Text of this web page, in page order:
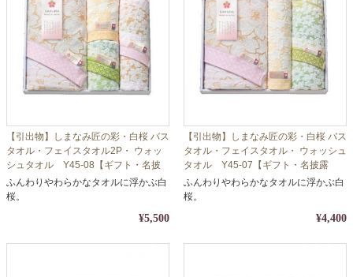
【引出物】しまなみ匠の彩・白桜 バス
タオル・フェイスタオル2P・ ウォッ
シュタオル Y45-08【ギフト・名披
露目・タオル】【包装・熨斗対応】
ふんわりやわらかなタオルに浮かぶ白
桜。
¥5,500
【引出物】しまなみ匠の彩・白桜 バス
タオル・フェイスタオル・ ウォッシュ
タオル Y45-07【ギフト・名披露
目・タオル】【包装・熨斗対応】
ふんわりやわらかなタオルに浮かぶ白
桜。
¥4,400